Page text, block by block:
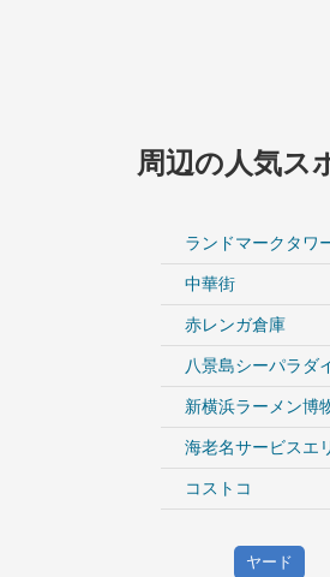
周辺の人気ス
ランドマークタワ
中華街
赤レンガ倉庫
八景島シーパラダ
新横浜ラーメン博
海老名サービスエ
コストコ
ヤード